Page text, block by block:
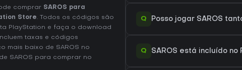
comprar SAROS para
Store. Todos os códigos são
PlayStation e faça o download
taxas e códigos
mais baixo de SAROS no
SAROS para comprar no
Q Posso jogar SAROS
Q SAROS está incluído no